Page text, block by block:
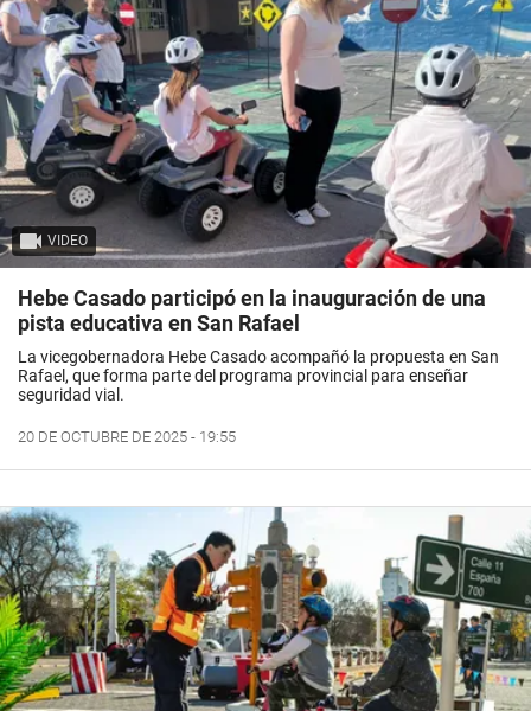
VIDEO
Hebe Casado participó en la inauguración de una
pista educativa en San Rafael
La vicegobernadora Hebe Casado acompañó la propuesta en San
Rafael, que forma parte del programa provincial para enseñar
seguridad vial.
20 DE OCTUBRE DE 2025 - 19:55